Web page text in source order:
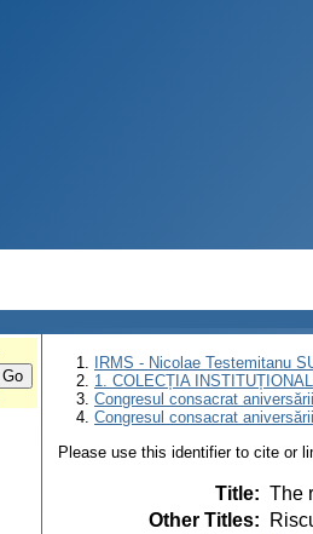
IRMS - Nicolae Testemitanu
1. COLECȚIA
Congresul consacrat
Congresul consacrat
Please use this identifier to cite or
Title: The
Other Titles: